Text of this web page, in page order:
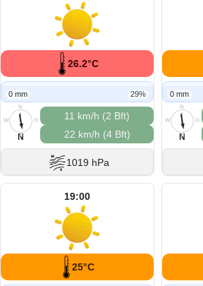
26.2°C
0 mm 29%
N
O
S
W
N
11 km/h (2 Bft)
22 km/h (4 Bft)
1019 hPa
0 mm
N
O
S
W
N
19:00
25°C